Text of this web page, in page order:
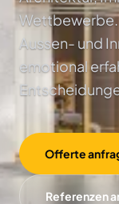
Aussen- und
emotional
Offerte
Referenzen